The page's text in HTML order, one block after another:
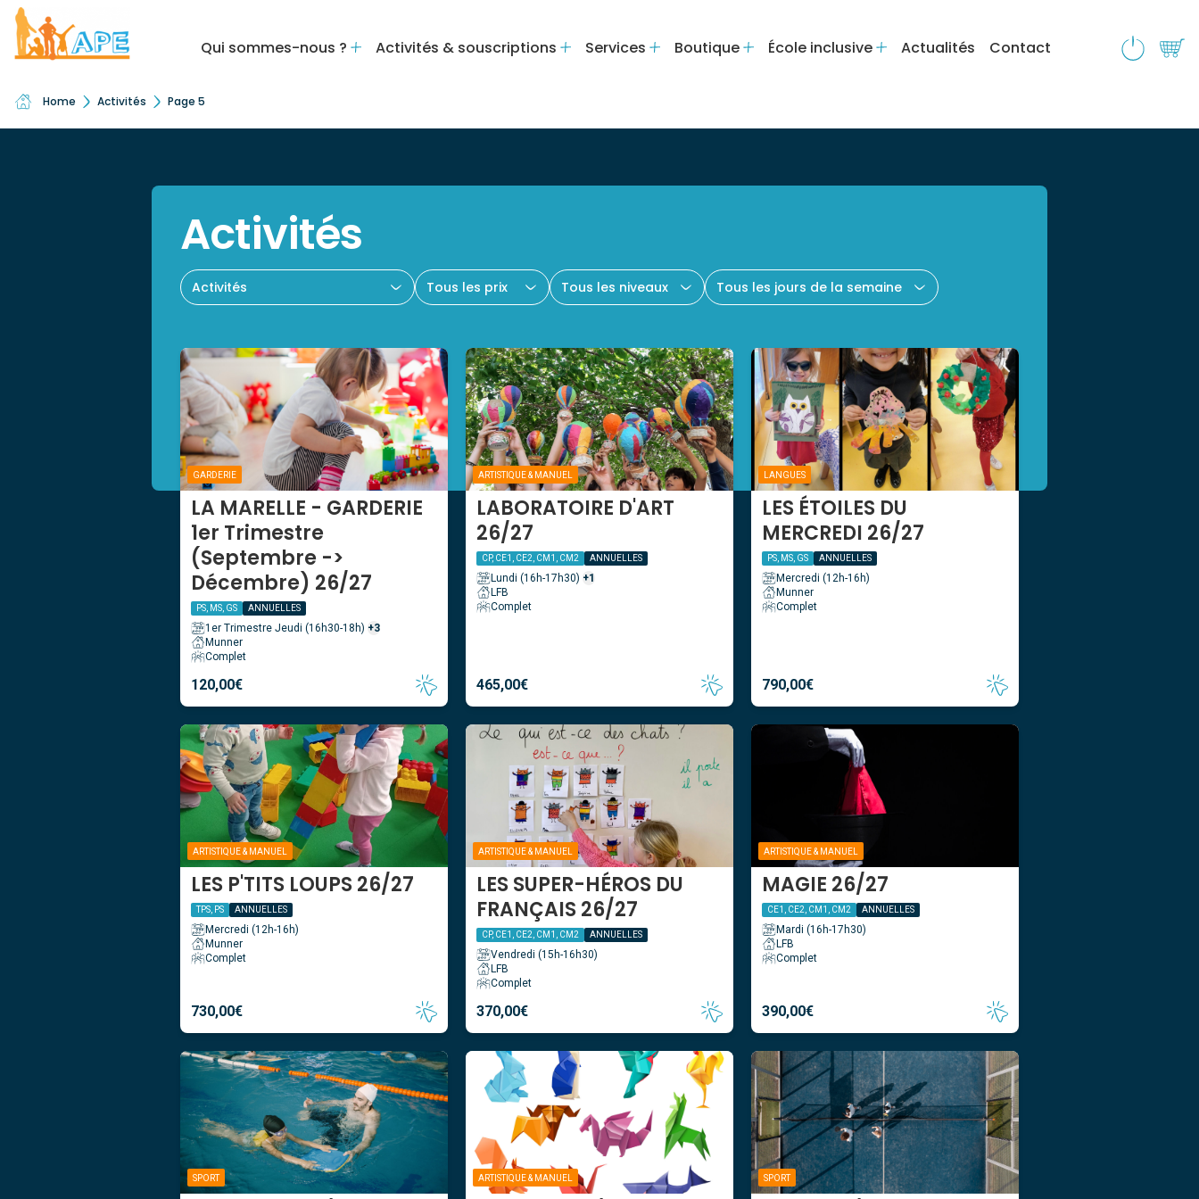
Qui sommes-nous ? Activités & souscriptions Services Boutique École inclusive Actualités Contact
Home Activités Page 5
Activités
GARDERIE
LA MARELLE - GARDERIE
1er Trimestre
(Septembre ->
Décembre) 26/27
PS, MS, GS ANNUELLES
1er Trimestre Jeudi (16h30-18h) +3
Munner
Complet
120,00€
ARTISTIQUE & MANUEL
LABORATOIRE D'ART
26/27
CP, CE1, CE2, CM1, CM2 ANNUELLES
Lundi (16h-17h30) +1
LFB
Complet
465,00€
LANGUES
LES ÉTOILES DU
MERCREDI 26/27
PS, MS, GS ANNUELLES
Mercredi (12h-16h)
Munner
Complet
790,00€
ARTISTIQUE & MANUEL
LES P'TITS LOUPS 26/27
TPS, PS ANNUELLES
Mercredi (12h-16h)
Munner
Complet
730,00€
ARTISTIQUE & MANUEL
LES SUPER-HÉROS DU
FRANÇAIS 26/27
CP, CE1, CE2, CM1, CM2 ANNUELLES
Vendredi (15h-16h30)
LFB
Complet
370,00€
ARTISTIQUE & MANUEL
MAGIE 26/27
CE1, CE2, CM1, CM2 ANNUELLES
Mardi (16h-17h30)
LFB
Complet
390,00€
SPORT ARTISTIQUE & MANUEL SPORT